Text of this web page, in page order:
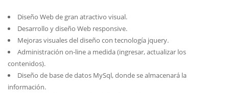
Diseño Web de gran atractivo visual.
Desarrollo y diseño Web responsive.
Mejoras visuales del diseño con tecnología jquery.
Administración on-line a medida (ingresar, actualizar los
contenidos).
Diseño de base de datos MySql, donde se almacenará la
información.